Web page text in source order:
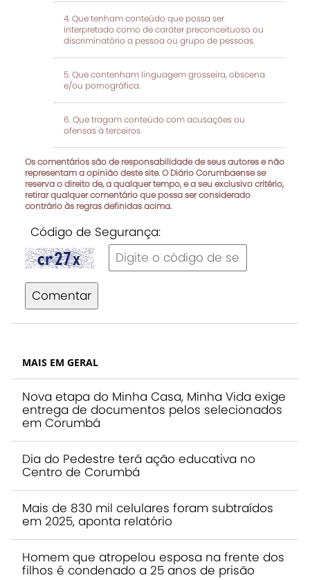
Que tenham conteúdo que possa ser
interpretado como de caráter preconceituoso ou
discriminatório a pessoa ou grupo de pessoas.
Que contenham linguagem grosseira, obscena
e/ou pornográfica.
Que tragam conteúdo com acusações ou
ofensas à terceiros
Os comentários são de responsabilidade de seus autores e não
representam a opinião deste site. O Diário Corumbaense se
reserva o direito de, a qualquer tempo, e a seu exclusivo critério,
retirar qualquer comentário que possa ser considerado
contrário às regras definidas acima.
Código de Segurança:
Comentar
MAIS EM GERAL
Nova etapa do Minha Casa, Minha Vida exige
entrega de documentos pelos selecionados
em Corumbá
Dia do Pedestre terá ação educativa no
Centro de Corumbá
Mais de 830 mil celulares foram subtraídos
em 2025, aponta relatório
Homem que atropelou esposa na frente dos
filhos é condenado a 25 anos de prisão